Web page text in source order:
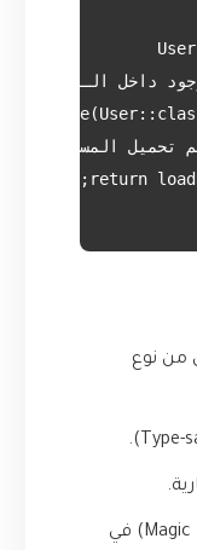
من نوع
لا توجد توابع سحرية (Magic Methods) في